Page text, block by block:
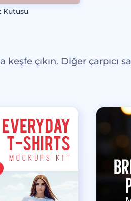
Kutusu
çıkın. Diğer çarpıcı